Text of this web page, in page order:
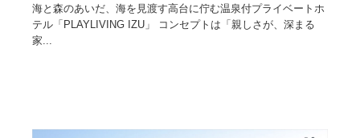
海と森のあいだ、海を見渡す高台に佇む温泉付プライベートホ
テル「PLAYLIVING IZU」 コンセプトは「親しさが、深まる
家...